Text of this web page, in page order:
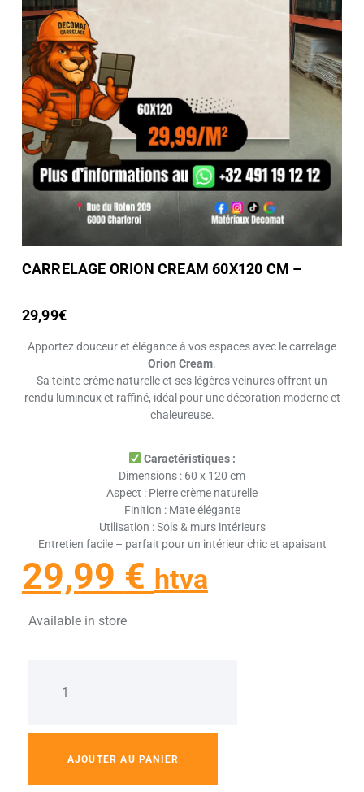
CARRELAGE ORION CREAM 60X120 CM –
29,99€
Apportez douceur et élégance à vos espaces avec le carrelage
Orion Cream.
Sa teinte crème naturelle et ses légères veinures offrent un
rendu lumineux et raffiné, idéal pour une décoration moderne et
chaleureuse.
Caractéristiques :
Dimensions : 60 x 120 cm
Aspect : Pierre crème naturelle
Finition : Mate élégante
Utilisation : Sols & murs intérieurs
Entretien facile – parfait pour un intérieur chic et apaisant
29,99 € htva
Available in store
AJOUTER AU PANIER